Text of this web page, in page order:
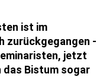
ist im
zurückgegangen -
jetzt
das Bistum sogar